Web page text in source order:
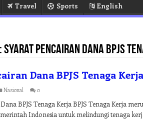
Travel Sports English
syarat pencairan dana bpjs
Dana BPJS Tenaga Kerja
Nasional 0
BPJS Tenaga Kerja BPJS Tenaga Kerja
Indonesia untuk melindungi tenaga